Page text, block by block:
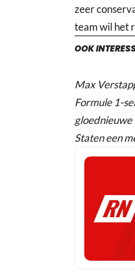
zeer
team wil het
OOK
Max
Formule 1-
gloednieuwe
Staten een